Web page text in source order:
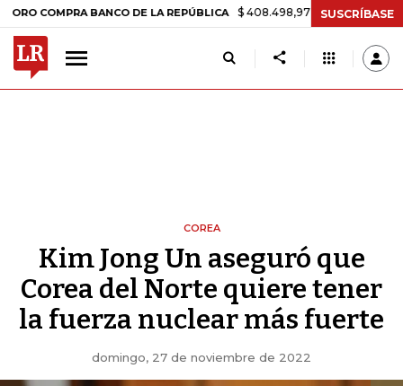
BANCO DE LA REPÚBLICA $ 408.498,97 +$ 8.753,81 +2,19%
SUSCRÍBASE
COREA
Kim Jong Un aseguró que
Corea del Norte quiere tener
la fuerza nuclear más fuerte
domingo, 27 de noviembre de 2022